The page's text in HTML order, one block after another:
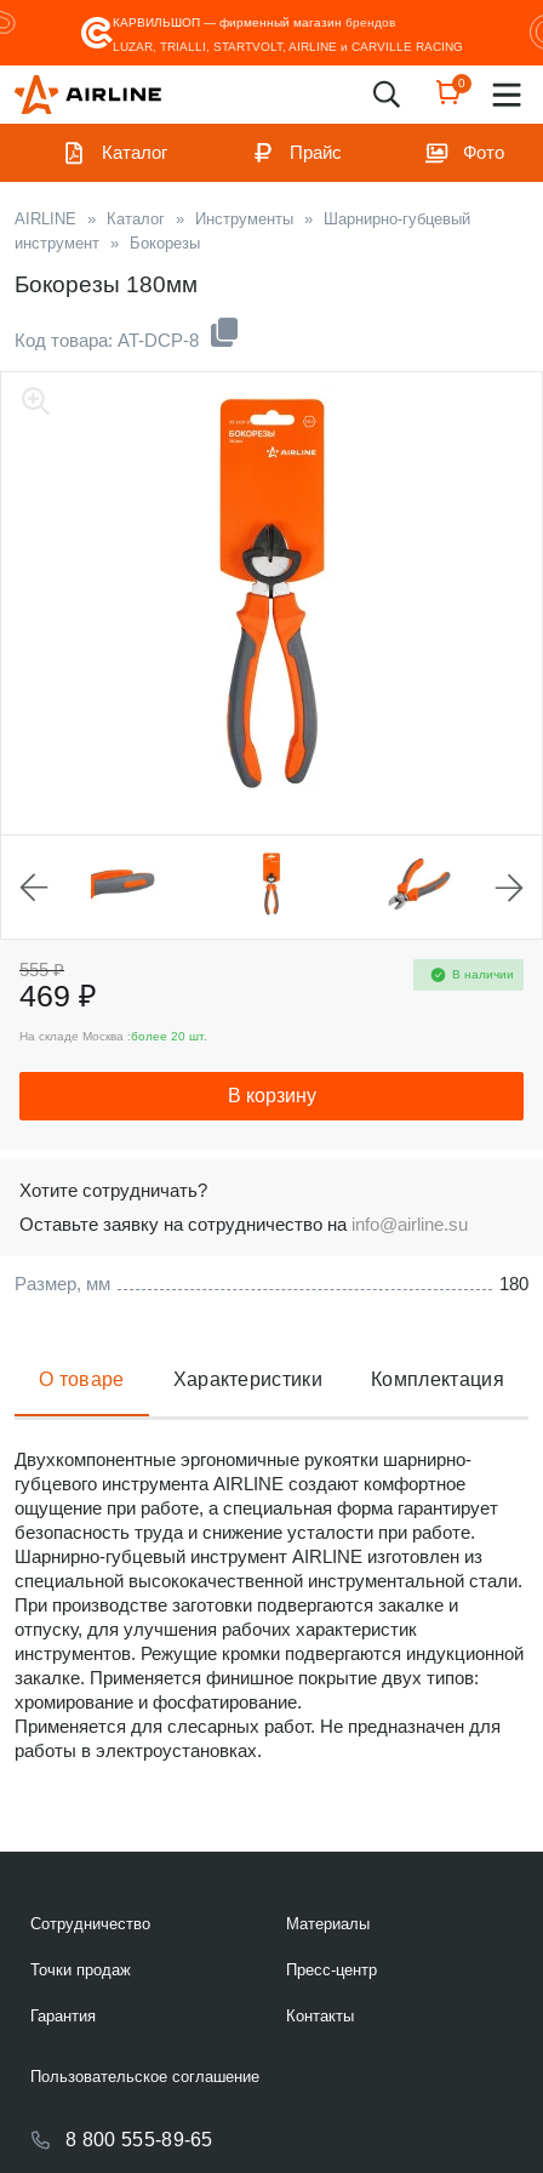
КАРВИЛЬШОП — фирменный магазин брендов
LUZAR, TRIALLI, STARTVOLT, AIRLINE и CARVILLE RACING
0
Каталог Прайс Фото
AIRLINE » Каталог » Инструменты »
Шарнирно-губцевый
инструмент » Бокорезы
Бокорезы 180мм
Код товара: AT-DCP-8
Размер, мм 180
555 ₽
469 ₽
В наличии
На складе Москва :более 20 шт.
В корзину
Хотите сотрудничать?
Оставьте заявку на сотрудничество на info@airline.su
О товаре Характеристики Комплектация
Двухкомпонентные эргономичные рукоятки шарнирно-
губцевого инструмента AIRLINE создают комфортное
ощущение при работе, а специальная форма гарантирует
безопасность труда и снижение усталости при работе.
Шарнирно-губцевый инструмент AIRLINE изготовлен из
специальной высококачественной инструментальной стали.
При производстве заготовки подвергаются закалке и
отпуску, для улучшения рабочих характеристик
инструментов. Режущие кромки подвергаются индукционной
закалке. Применяется финишное покрытие двух типов:
хромирование и фосфатирование.
Применяется для слесарных работ. Не предназначен для
работы в электроустановках.
Сотрудничество
Точки продаж
Гарантия
Материалы
Пресс-центр
Контакты
8 800 555-89-65
Пользовательское соглашение